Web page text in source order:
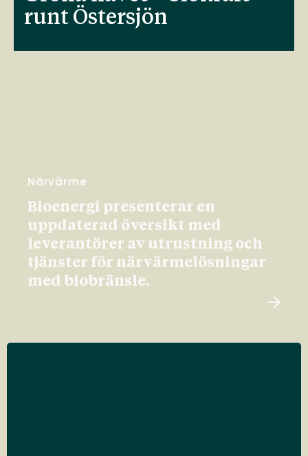
runt Östersjön
Närvärme
Bioenergi presenterar en
uppdaterad översikt med
leverantörer av utrustning och
tjänster för närvärmelösningar
med biobränsle.